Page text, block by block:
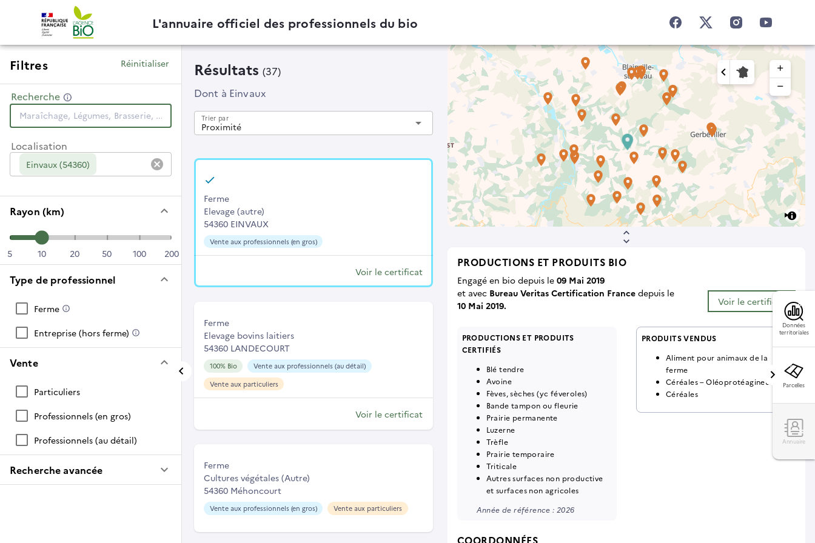
L'annuaire officiel des professionnels du bio
Filtres Réinitialiser
Recherche
Einvaux (54360)
Localisation
cancel
Rayon (km) keyboard_arrow_down
5 10 20 50 100 200
Type de professionnel keyboard_arrow_down
Ferme
Entreprise (hors ferme)
Vente keyboard_arrow_down
Particuliers
Professionnels (en gros)
Professionnels (au détail)
Recherche avancée keyboard_arrow_down
Résultats (37)
Dont à Einvaux
Proximité
Trier par arrow_drop_down
Ferme
Elevage (autre)
54360 EINVAUX
Vente aux professionnels (en gros)
Voir le certificat
Ferme
Elevage bovins laitiers
54360 LANDECOURT
100% Bio
Vente aux professionnels (au détail)
Vente aux particuliers
Voir le certificat
Ferme
Cultures végétales (Autre)
54360 Méhoncourt
Vente aux professionnels (en gros) Vente aux particuliers
add
remove
PRODUCTIONS ET PRODUITS BIO
Engagé en bio depuis le 09 Mai 2019
et avec Bureau Veritas Certification Francedepuis le
10 Mai 2019.
Voir le certificat
PRODUCTIONS ET PRODUITS
CERTIFIÉS
Blé tendre
Avoine
Fèves, sèches (yc féveroles)
Bande tampon ou fleurie
Prairie permanente
Luzerne
Trèfle
Prairie temporaire
Triticale
Autres surfaces non productive
et surfaces non agricoles
Année de référence : 2026
PRODUITS VENDUS
Aliment pour animaux de la
ferme
Céréales – Oléoprotéagineux
Céréales
COORDONNÉES
Données
territoriales
Parcelles
Annuaire